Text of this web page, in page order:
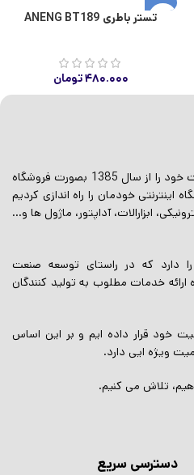
تستر باطری ANENG BT189
۴۸۰.۰۰۰تومان
فروشگاه ببستون الکترونیک فعالیت خود را از سال 1385 بصورت فروشگاه
اینترنتی خودمان را راه اندازی کردیم
ابزارالات، آداپتور، ماژول ها و…
را دارد که در راستای توسعه صنعت
ارائه خدمات مطلوب به تولید کنندگان
خود قرار داده ایم و بر این اساس
ویژه ایی دارد.
تلاش می کنیم.
دسترسی سریع